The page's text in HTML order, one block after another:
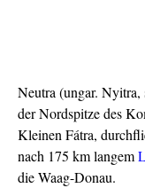
Neutra (ungar. Nyitra,
der Nordspitze des
Kleinen Fátra,
nach 175 km langem
die Waag-Donau.